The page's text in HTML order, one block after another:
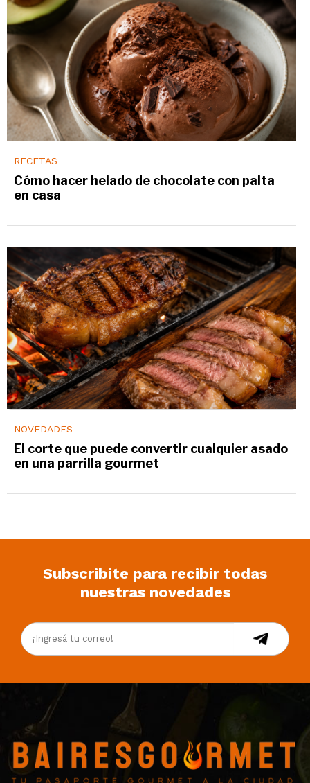
RECETAS
Cómo hacer helado de chocolate con palta
en casa
NOVEDADES
El corte que puede convertir cualquier asado
en una parrilla gourmet
Subscribite para recibir todas
nuestras novedades